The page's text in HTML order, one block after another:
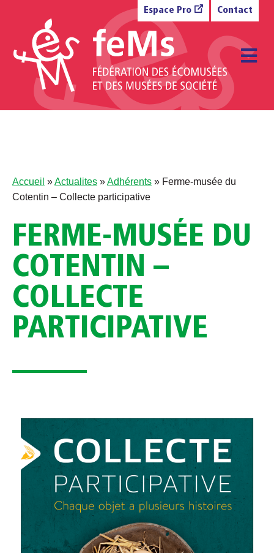
Espace Pro Contact
Accueil »Actualites »Adhérents » Ferme-musée du
Cotentin – Collecte participative
FERME-MUSÉE DU
COTENTIN –
COLLECTE
PARTICIPATIVE